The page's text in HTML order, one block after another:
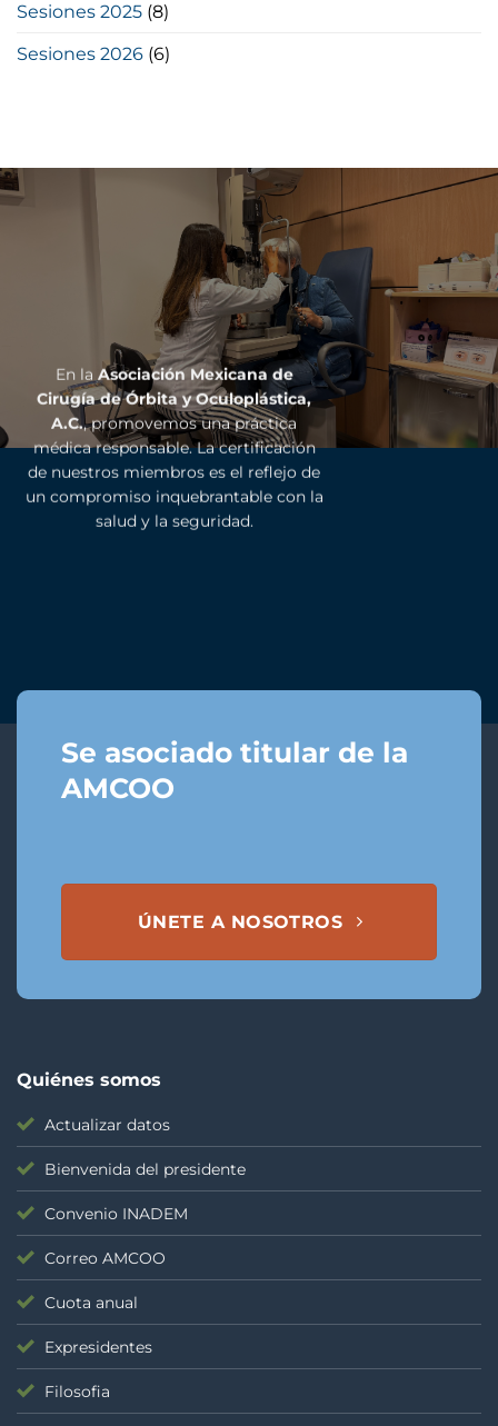
Sesiones 2025 (8)
Sesiones 2026 (6)
En la Asociación Mexicana de
Cirugía de Órbita y Oculoplástica,
A.C., promovemos una práctica
médica responsable. La certificación
de nuestros miembros es el reflejo de
un compromiso inquebrantable con la
salud y la seguridad.
Se asociado titular de la
AMCOO
ÚNETE A NOSOTROS
Quiénes somos
Actualizar datos
Bienvenida del presidente
Convenio INADEM
Correo AMCOO
Cuota anual
Expresidentes
Filosofia